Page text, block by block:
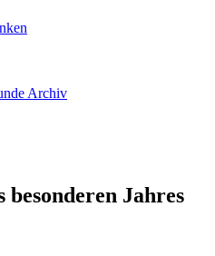
Archiv
besonderen Jahres